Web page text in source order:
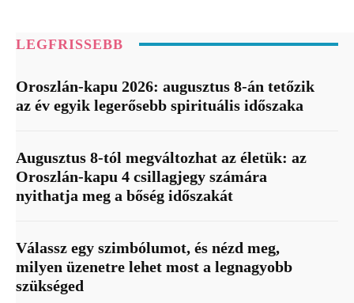
LEGFRISSEBB
Oroszlán-kapu 2026: augusztus 8-án tetőzik
az év egyik legerősebb spirituális időszaka
Augusztus 8-tól megváltozhat az életük: az
Oroszlán-kapu 4 csillagjegy számára
nyithatja meg a bőség időszakát
Válassz egy szimbólumot, és nézd meg,
milyen üzenetre lehet most a legnagyobb
szükséged